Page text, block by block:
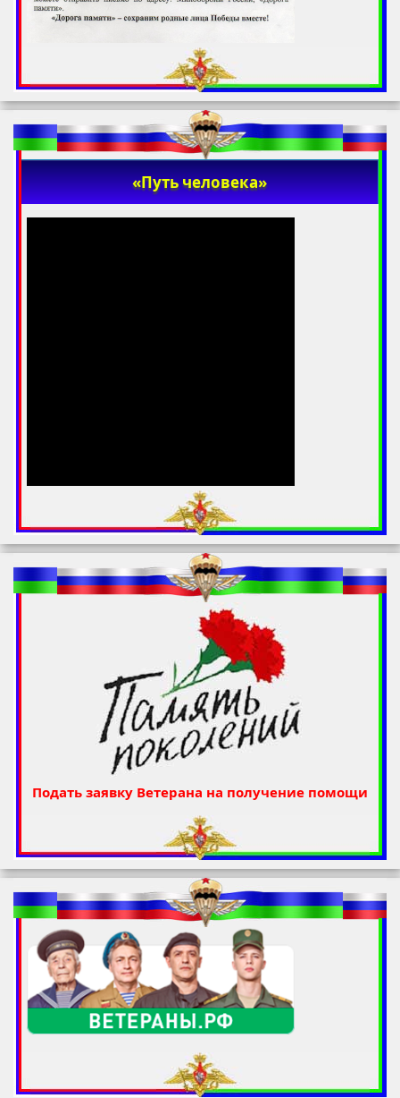
«Путь человека»
Подать заявку Ветерана на получение помощи